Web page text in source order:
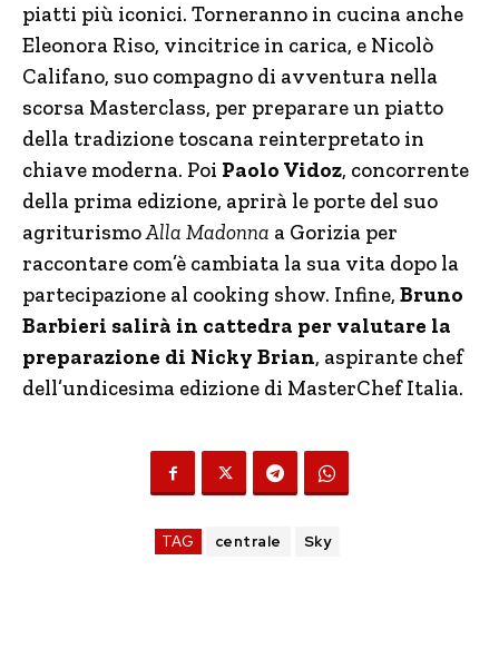
piatti più iconici. Torneranno in cucina anche
Eleonora Riso, vincitrice in carica, e Nicolò
Califano, suo compagno di avventura nella
scorsa Masterclass, per preparare un piatto
della tradizione toscana reinterpretato in
chiave moderna. Poi Paolo Vidoz, concorrente
della prima edizione, aprirà le porte del suo
agriturismoAlla Madonna a Gorizia per
raccontare com’è cambiata la sua vita dopo la
partecipazione al cooking show. Infine, Bruno
Barbieri salirà in cattedra per valutare la
preparazione di Nicky Brian, aspirante chef
dell’undicesima edizione di MasterChef Italia.
TAG centrale Sky